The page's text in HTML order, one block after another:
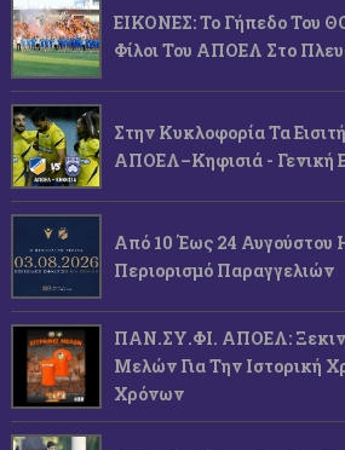
ΕΙΚΟΝΕΣ: Το Γήπεδο Του
Φίλοι Του ΑΠΟΕΛ Στο
Στην Κυκλοφορία Τα
ΑΠΟΕΛ–Κηφισιά - Γενική
Από 10 Έως 24 Αυγούστου
Περιορισμό Παραγγελιών
ΠΑΝ.ΣΥ.ΦΙ. ΑΠΟΕΛ:
Μελών Για Την Ιστορική
Χρόνων